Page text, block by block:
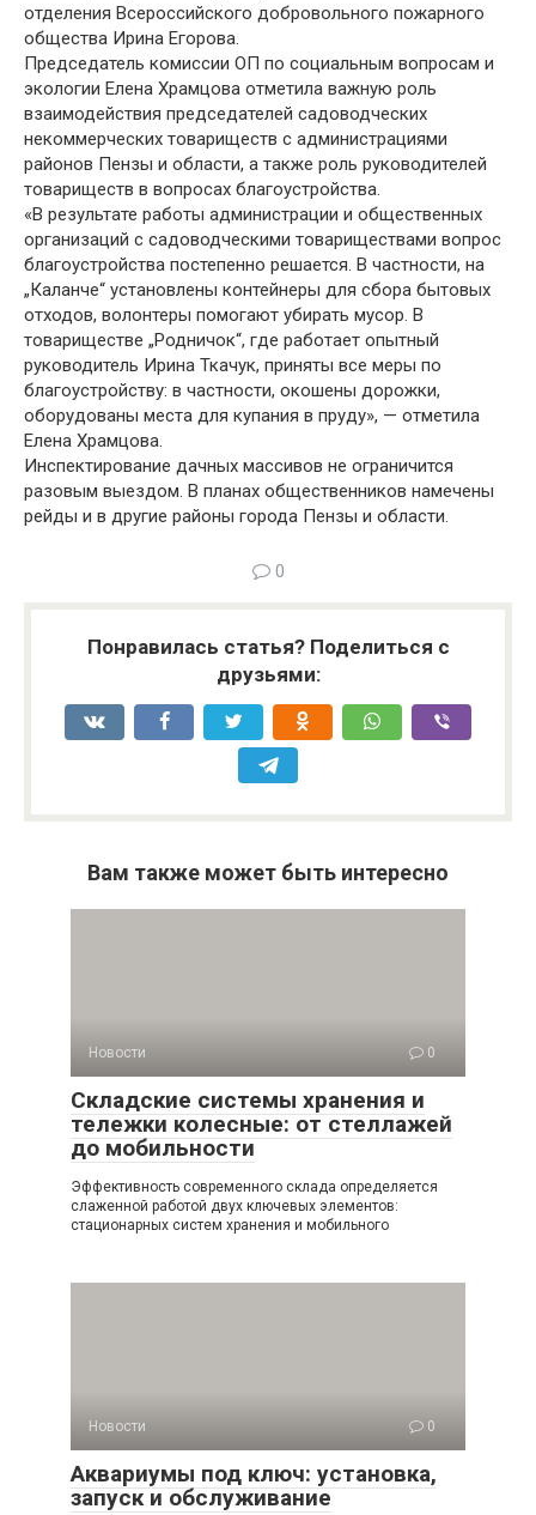
отделения Всероссийского добровольного пожарного
общества Ирина Егорова.
Председатель комиссии ОП по социальным вопросам и
экологии Елена Храмцова отметила важную роль
взаимодействия председателей садоводческих
некоммерческих товариществ с администрациями
районов Пензы и области, а также роль руководителей
товариществ в вопросах благоустройства.
«В результате работы администрации и общественных
организаций с садоводческими товариществами вопрос
благоустройства постепенно решается. В частности, на
„Каланче“ установлены контейнеры для сбора бытовых
отходов, волонтеры помогают убирать мусор. В
товариществе „Родничок“, где работает опытный
руководитель Ирина Ткачук, приняты все меры по
благоустройству: в частности, окошены дорожки,
оборудованы места для купания в пруду», — отметила
Елена Храмцова.
Инспектирование дачных массивов не ограничится
разовым выездом. В планах общественников намечены
рейды и в другие районы города Пензы и области.
0
Понравилась статья? Поделиться с
друзьями:
Вам также может быть интересно
Новости 0
Складские системы хранения и
тележки колесные: от стеллажей
до мобильности
Эффективность современного склада определяется
слаженной работой двух ключевых элементов:
стационарных систем хранения и мобильного
Новости 0
Аквариумы под ключ: установка,
запуск и обслуживание